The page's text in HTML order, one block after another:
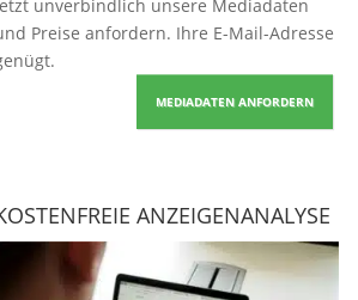
unverbindlich unsere Mediadaten
Preise anfordern. Ihre E-Mail-Adresse
MEDIADATEN ANFORDERN
ANZEIGENANALYSE